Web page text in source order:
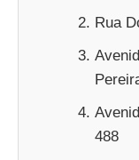
Rua
488